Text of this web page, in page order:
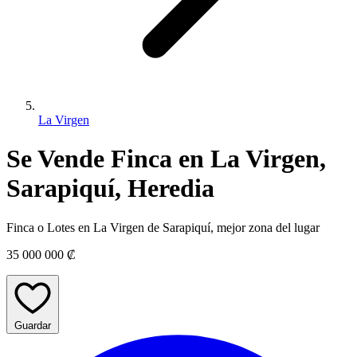
La Virgen
Se Vende Finca en La Virgen,
Sarapiquí, Heredia
Finca o Lotes en La Virgen de Sarapiquí, mejor zona del lugar
35 000 000 ₡
Guardar